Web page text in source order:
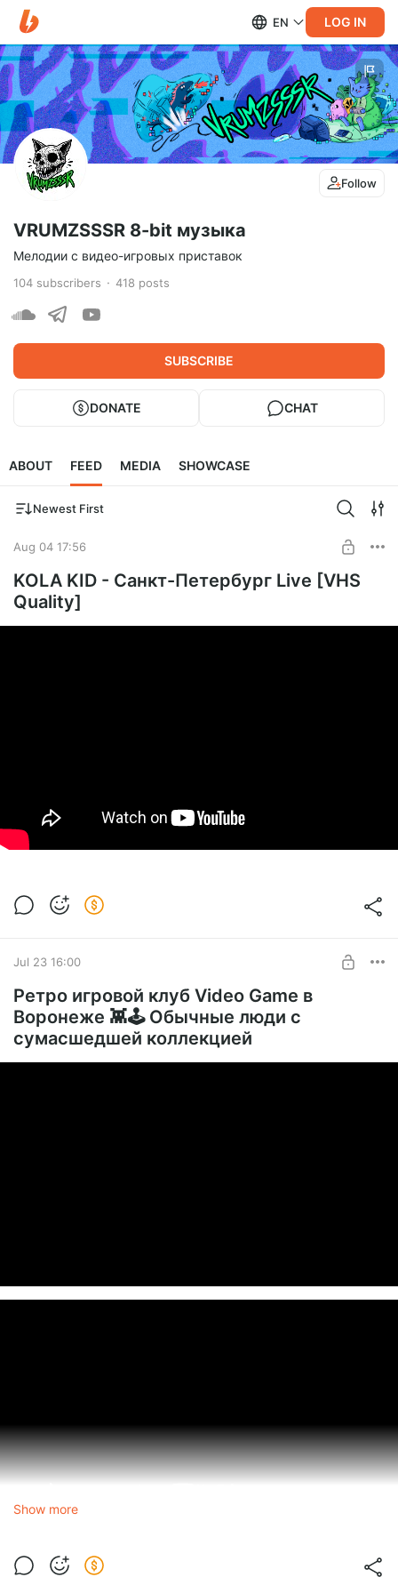
EN LOG IN
Follow
VRUMZSSSR 8-bit музыка
Мелодии с видео-игровых приставок
104 subscribers 418 posts
SUBSCRIBE
DONATE CHAT
ABOUT FEED MEDIA SHOWCASE
Newest First
Aug 04 17:56
KOLA KID - Санкт-Петербург Live [VHS
Quality]
Jul 23 16:00
Ретро игровой клуб Video Game в
Воронеже 👾🕹️ Обычные люди с
сумасшедшей коллекцией
Show more